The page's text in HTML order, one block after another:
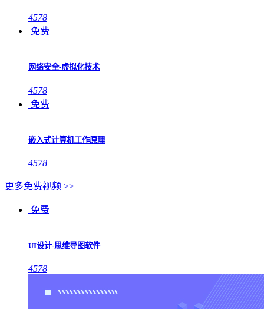
4578
免费
网络安全-虚拟化技术
4578
免费
嵌入式计算机工作原理
4578
更多免费视频 >>
免费
UI设计-思维导图软件
4578